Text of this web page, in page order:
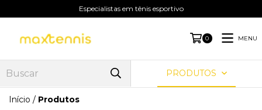
Especialistas em tênis esportivo
0 MENU
PRODUTOS
Início / Produtos